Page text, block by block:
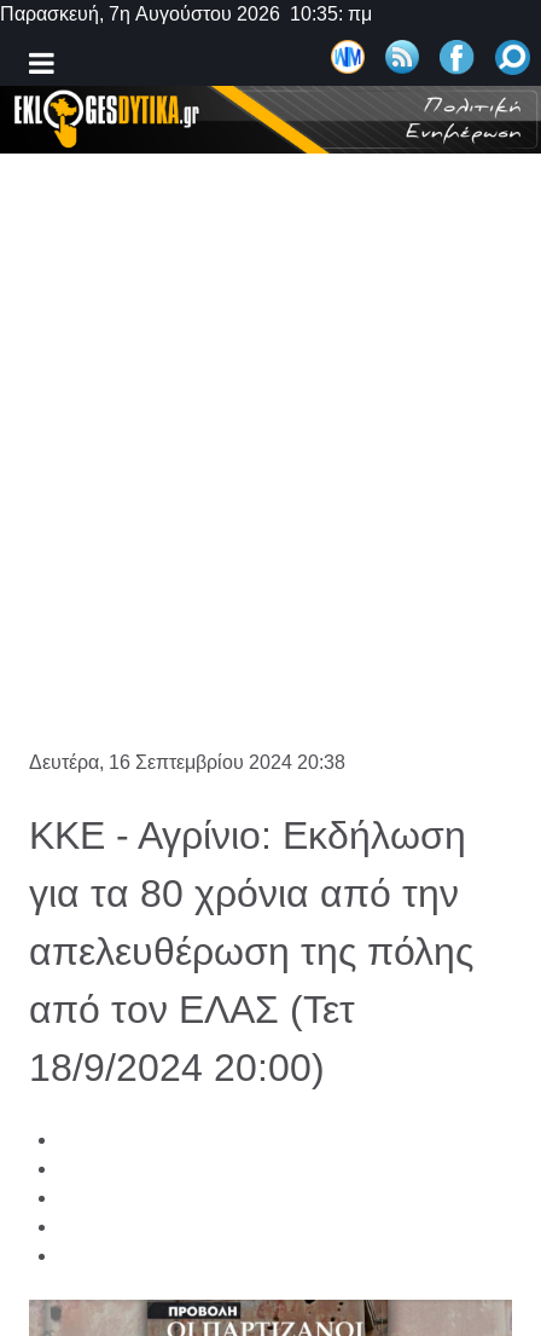
Παρασκευή, 7η Αυγούστου 2026 10:35: πμ
Δευτέρα, 16 Σεπτεμβρίου 2024 20:38
ΚΚΕ - Αγρίνιο: Εκδήλωση
για τα 80 χρόνια από την
απελευθέρωση της πόλης
από τον ΕΛΑΣ (Τετ
18/9/2024 20:00)